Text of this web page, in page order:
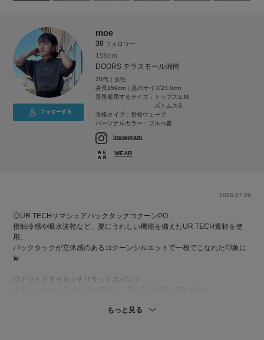
フォローする
moe
30 フォロワー
159cm
DOORS テラスモール湘南
20代｜女性
身長159cm｜足のサイズ23.0cm
普段着用するサイズ：
トップスS,M
ボトムスS
骨格タイプ：骨格ウェーブ
パーソナルカラー：ブルべ夏
Instagram
WEAR
2026.07.09
◎UR TECHサマシェアバックタックコクーンPO
接触冷感や吸水速乾など、夏にうれしい機能を備えたUR TECH素材を使
用。
バックタックが立体感のあるコクーンシルエットで一枚でこなれた印象に
💫
◎ドットドライタッチリラックスパンツ
ながら上品な雰囲気で着用できます🩶
もっと見る